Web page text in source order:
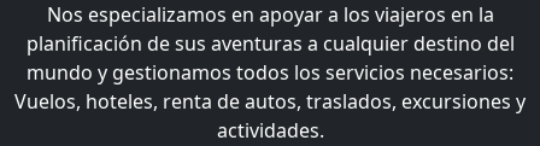
Nos especializamos en apoyar a los viajeros en la
planificación de sus aventuras a cualquier destino del
mundo y gestionamos todos los servicios necesarios:
Vuelos, hoteles, renta de autos, traslados, excursiones y
actividades.